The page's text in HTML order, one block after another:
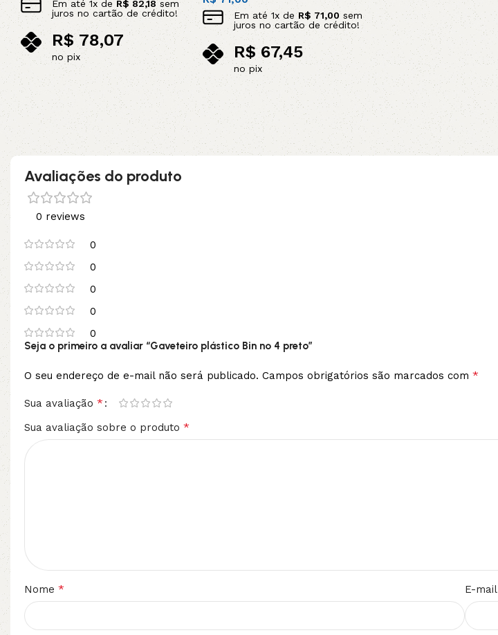
Em até1x de R$ 82,18sem
juros no cartão de crédito!
R$78,07
no pix
Adicionar ao carrinho
Em até1x deR$ 71,00 sem
juros no cartão de crédito!
R$67,45
no pix
Adicionar ao carrinho
Avaliações do produto
0 reviews
0
0
0
0
0
Seja o primeiro a avaliar “Gaveteiro plástico Bin nº 4 preto”
O seu endereço de e-mail não será publicado. Campos obrigatórios são marcados com *
Sua avaliação *
Sua avaliação sobre o produto *
Nome * E-mail